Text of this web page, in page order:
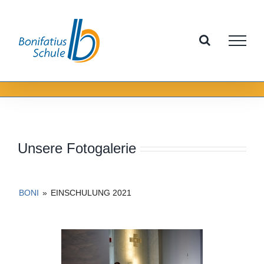
springen
Unsere Fotogalerie
BONI » EINSCHULUNG 2021